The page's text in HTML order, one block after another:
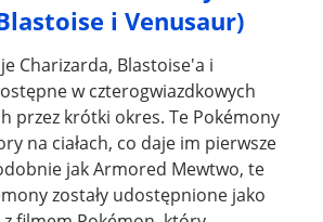
i Venusaur)
Charizarda, Blastoise'a i
w czterogwiazdkowych
przez krótki okres. Te Pokémony
na ciałach, co daje im pierwsze
jak Armored Mewtwo, te
zostały udostępnione jako